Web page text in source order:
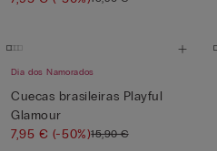
Dia dos Namorados
Cuecas brasileiras Playful
Glamour
7,95 € (-50%)15,90 €